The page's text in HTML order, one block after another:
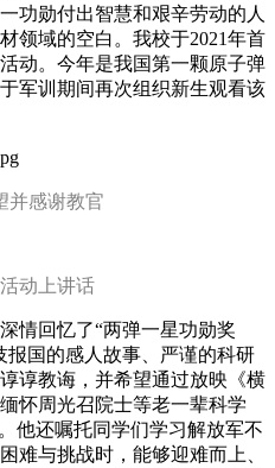
功勋付出智慧和艰辛劳动的人
领域的空白。我校于2021年首
动。今年是我国第一颗原子弹
军训期间再次组织新生观看该
并感谢教官
动上讲话
情回忆了“两弹一星功勋奖
报国的感人故事、严谨的科研
谆教诲，并希望通过放映《横
怀周光召院士等老一辈科学
他还嘱托同学们学习解放军不
难与挑战时，能够迎难而上、